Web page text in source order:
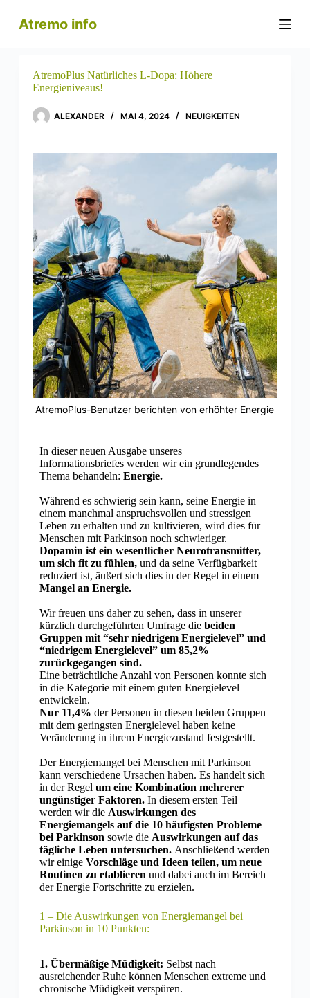
Atremo info
AtremoPlus Natürliches L-Dopa: Höhere
Energieniveaus!
ALEXANDER MAI 4, 2024 NEUIGKEITEN
AtremoPlus-Benutzer berichten von erhöhter Energie
In dieser neuen Ausgabe unseres
Informationsbriefes werden wir ein grundlegendes
Thema behandeln: Energie.
Während es schwierig sein kann, seine Energie in
einem manchmal anspruchsvollen und stressigen
Leben zu erhalten und zu kultivieren, wird dies für
Menschen mit Parkinson noch schwieriger.
Dopamin ist ein wesentlicher Neurotransmitter,
um sich fit zu fühlen,und da seine Verfügbarkeit
reduziert ist, äußert sich dies in der Regel in einem
Mangel an Energie.
Wir freuen uns daher zu sehen, dass in unserer
kürzlich durchgeführten Umfrage die beiden
Gruppen mit “sehr niedrigem Energielevel” und
“niedrigem Energielevel” um 85,2%
zurückgegangen sind.
Eine beträchtliche Anzahl von Personen konnte sich
in die Kategorie mit einem guten Energielevel
entwickeln.
Nur 11,4% der Personen in diesen beiden Gruppen
mit dem geringsten Energielevel haben keine
Veränderung in ihrem Energiezustand festgestellt.
Der Energiemangel bei Menschen mit Parkinson
kann verschiedene Ursachen haben. Es handelt sich
in der Regel um eine Kombination mehrerer
ungünstiger Faktoren.In diesem ersten Teil
werden wir die Auswirkungen des
Energiemangels auf die 10 häufigsten Probleme
bei Parkinson sowie die Auswirkungen auf das
tägliche Leben untersuchen. Anschließend werden
wir einige Vorschläge und Ideen teilen, um neue
Routinen zu etablieren und dabei auch im Bereich
der Energie Fortschritte zu erzielen.
1 – Die Auswirkungen von Energiemangel bei
Parkinson in 10 Punkten:
1. Übermäßige Müdigkeit: Selbst nach
ausreichender Ruhe können Menschen extreme und
chronische Müdigkeit verspüren.